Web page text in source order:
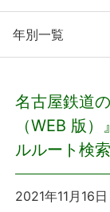
プレス
おしらせ
年別一覧
名古屋鉄道
（WEB 版
ルルート検
2021年11月16日